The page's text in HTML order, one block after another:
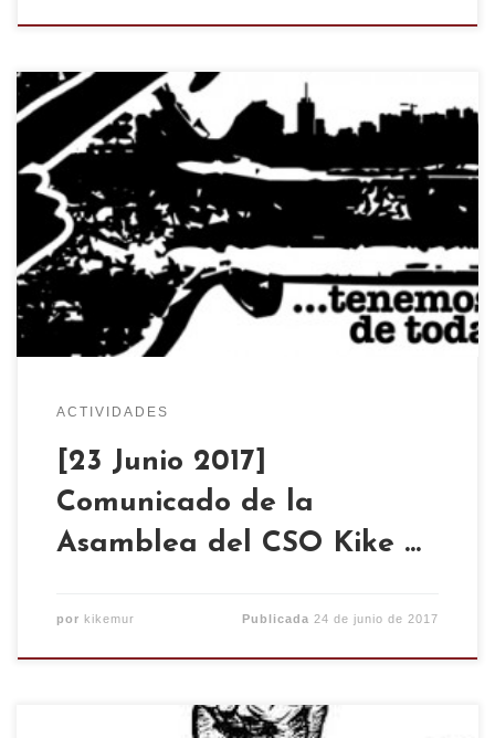
Comunicado de la asamblea del CSO KIKE MUR,
por las recientes declaraciones contra el espacio
okupado por parte del PP y sus medios de
comunicación: OLVIDÁIS QUE SOMOS SEMILLAS
Desde la asamblea del C.S.O. Kike Mur queremos
expresar nuestra opinión y posicionamiento ante
las recientes declaraciones del concejal y
portavoz […]
ACTIVIDADES
[23 Junio 2017]
Comunicado de la
Asamblea del CSO Kike …
por kikemur Publicada 24 de junio de 2017